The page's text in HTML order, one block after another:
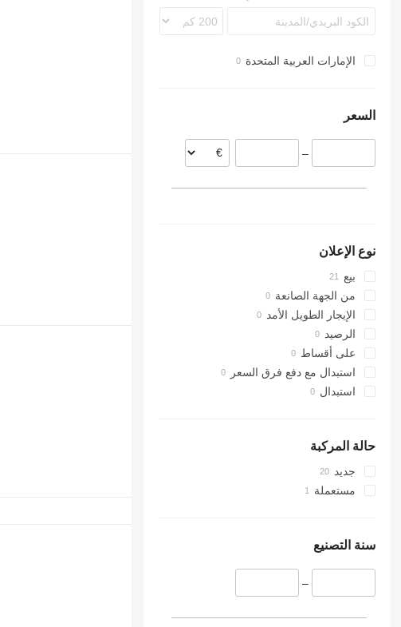
D9
الإمارات العربية المتحدة
السعر
–
نوع الإعلان
بيع
من الجهة الصانعة
الإيجار الطويل الأمد
الرصيد
على أقساط
استبدال مع دفع فرق السعر
استبدال
حالة المركبة
جديد
مستعملة
سنة التصنيع
–